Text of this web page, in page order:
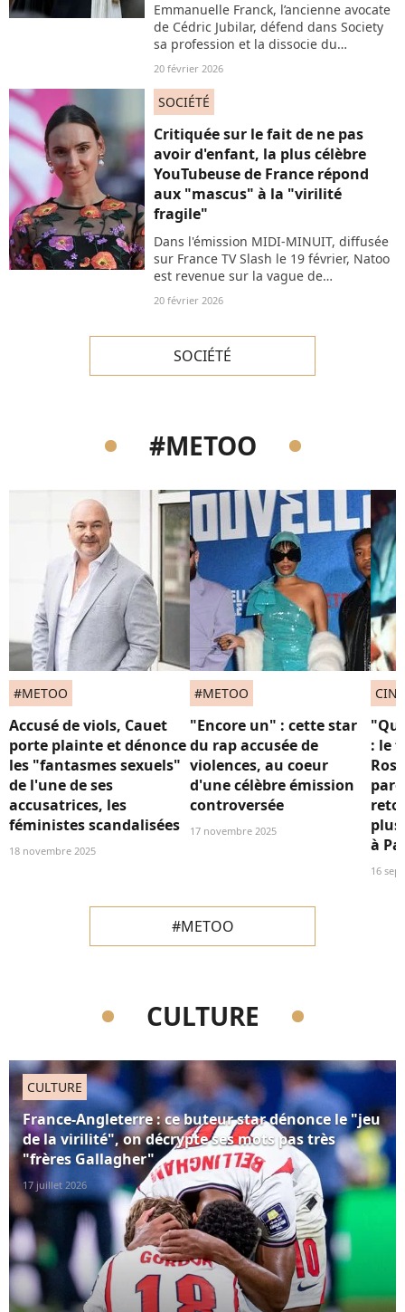
Emmanuelle Franck, l’ancienne avocate
de Cédric Jubilar, défend dans Society
sa profession et la dissocie du
militantisme, notamment féministe.
Elle s’explique.
20 février 2026
SOCIÉTÉ
Critiquée sur le fait de ne pas
avoir d'enfant, la plus célèbre
YouTubeuse de France répond
aux "mascus" à la "virilité
fragile"
Dans l'émission MIDI-MINUIT, diffusée
sur France TV Slash le 19 février, Natoo
est revenue sur la vague de
commentaires sexistes dont elle a été
victime sur les réseaux sociaux, la
20 février 2026
SOCIÉTÉ
#METOO
#METOO
Accusé de viols, Cauet
porte plainte et dénonce
les "fantasmes sexuels"
de l'une de ses
accusatrices, les
féministes scandalisées
18 novembre 2025
#METOO
"Encore un" : cette star
du rap accusée de
violences, au coeur
d'une célèbre émission
controversée
17 novembre 2025
: le
plus
à
16
#METOO
CULTURE
CULTURE
France-Angleterre : ce buteur star dénonce le "jeu
de la virilité", on décrypte ses mots pas très
"frères Gallagher"
17 juillet 2026